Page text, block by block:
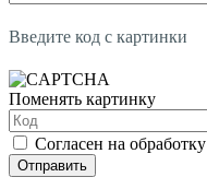
Введите код с картинки
Поменять картинку
Согласен на обработку
Отправить